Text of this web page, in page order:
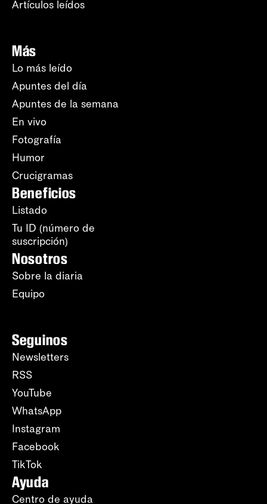
Artículos leídos
Más
Lo más leído
Apuntes del día
Apuntes de la semana
En vivo
Fotografía
Humor
Crucigramas
Beneficios
Listado
Tu ID (número de
suscripción)
Nosotros
Sobre la diaria
Equipo
Seguinos
Newsletters
RSS
YouTube
WhatsApp
Instagram
Facebook
TikTok
Ayuda
Centro de ayuda